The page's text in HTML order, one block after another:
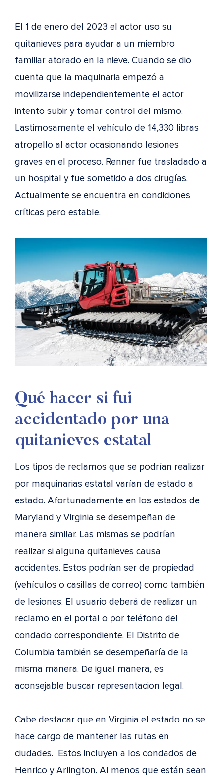
El 1 de enero del 2023 el actor uso su
quitanieves para ayudar a un miembro
familiar atorado en la nieve. Cuando se dio
cuenta que la maquinaria empezó a
movilizarse independientemente el actor
intento subir y tomar control del mismo.
Lastimosamente el vehículo de 14,330 libras
atropello al actor ocasionando lesiones
graves en el proceso. Renner fue trasladado a
un hospital y fue sometido a dos cirugías.
Actualmente se encuentra en condiciones
críticas pero estable.
Qué hacer si fui
accidentado por una
quitanieves estatal
Los tipos de reclamos que se podrían realizar
por maquinarias estatal varían de estado a
estado. Afortunadamente en los estados de
Maryland y Virginia se desempeñan de
manera similar. Las mismas se podrían
realizar si alguna quitanieves causa
accidentes. Estos podrían ser de propiedad
(vehículos o casillas de correo) como también
de lesiones. El usuario deberá de realizar un
reclamo en el portal o por teléfono del
condado correspondiente. El Distrito de
Columbia también se desempeñaría de la
misma manera. De igual manera, es
aconsejable buscar representacion legal.
Cabe destacar que en Virginia el estado no se
hace cargo de mantener las rutas en
ciudades. Estos incluyen a los condados de
Henrico y Arlington. Al menos que están sean